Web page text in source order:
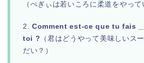
（ぺぎぃは若いころに柔道をやって
2.Comment est-ce que tu fais
toi ? （君はどうやって美味しいス
だい？）